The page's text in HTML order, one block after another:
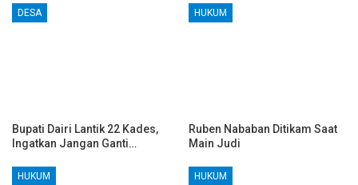
DESA
Bupati Dairi Lantik 22 Kades,
Ingatkan Jangan Ganti…
HUKUM
Ruben Nababan Ditikam Saat
Main Judi
HUKUM HUKUM